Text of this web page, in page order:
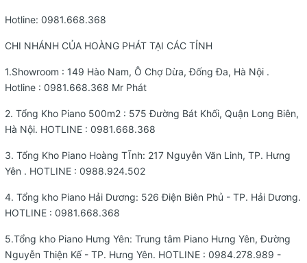
Hotline: 0981.668.368
CHI NHÁNH CỦA HOÀNG PHÁT TẠI CÁC TỈNH
1.Showroom : 149 Hào Nam, Ô Chợ Dừa, Đống Đa, Hà Nội .
Hotline : 0981.668.368 Mr Phát
2. Tổng Kho Piano 500m2 : 575 Đường Bát Khối, Quận Long Biên,
Hà Nội. HOTLINE : 0981.668.368
3. Tổng Kho Piano Hoàng TĨnh: 217 Nguyễn Văn Linh, TP. Hưng
Yên . HOTLINE : 0988.924.502
4. Tổng kho Piano Hải Dương: 526 Điện Biên Phủ - TP. Hải Dương.
HOTLINE : 0981.668.368
5.Tổng kho Piano Hưng Yên: Trung tâm Piano Hưng Yên, Đường
Nguyễn Thiện Kế - TP. Hưng Yên. HOTLINE : 0984.278.989 -